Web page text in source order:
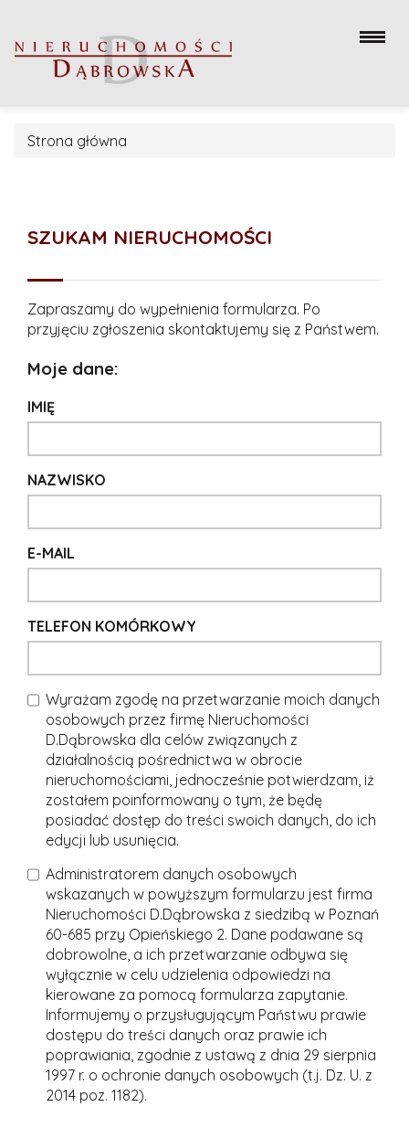
Strona główna
SZUKAM NIERUCHOMOŚCI
Zapraszamy do wypełnienia formularza. Po
przyjęciu zgłoszenia skontaktujemy się z Państwem.
Moje dane:
IMIĘ
NAZWISKO
E-MAIL
TELEFON KOMÓRKOWY
Wyrażam zgodę na przetwarzanie moich danych
osobowych przez firmę Nieruchomości
D.Dąbrowska dla celów związanych z
działalnością pośrednictwa w obrocie
nieruchomościami, jednocześnie potwierdzam, iż
zostałem poinformowany o tym, że będę
posiadać dostęp do treści swoich danych, do ich
edycji lub usunięcia.
Administratorem danych osobowych
wskazanych w powyższym formularzu jest firma
Nieruchomości D.Dąbrowska z siedzibą w Poznań
60-685 przy Opieńskiego 2. Dane podawane są
dobrowolne, a ich przetwarzanie odbywa się
wyłącznie w celu udzielenia odpowiedzi na
kierowane za pomocą formularza zapytanie.
Informujemy o przysługującym Państwu prawie
dostępu do treści danych oraz prawie ich
poprawiania, zgodnie z ustawą z dnia 29 sierpnia
1997 r. o ochronie danych osobowych (t.j. Dz. U. z
2014 poz. 1182).